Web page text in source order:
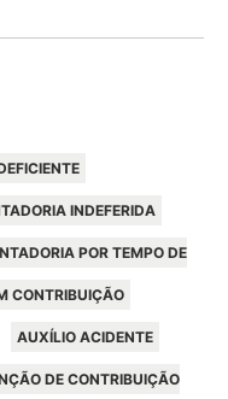
INDEFERIDA
POR TEMPO DE
CONTRIBUIÇÃO
AUXÍLIO ACIDENTE
DE CONTRIBUIÇÃO